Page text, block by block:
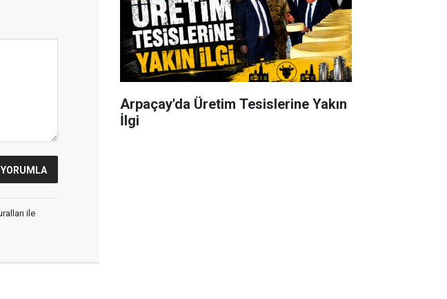
ile
Arpaçay'da Üretim Tesislerine Yakın
İlgi